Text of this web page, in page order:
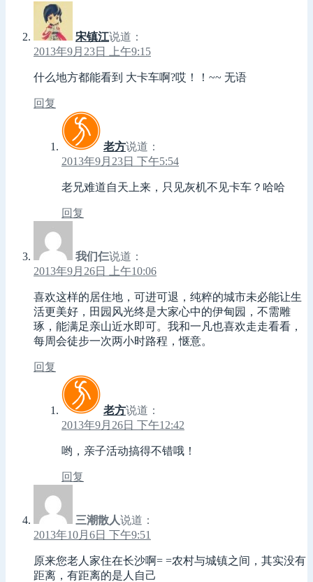
宋镇江说道：
2013年9月23日 上午9:15
什么地方都能看到 大卡车啊?哎！！~~ 无语
回复
老方说道：
2013年9月23日 下午5:54
老兄难道自天上来，只见灰机不见卡车？哈哈
回复
我们仨说道：
2013年9月26日 上午10:06
喜欢这样的居住地，可进可退，纯粹的城市未必能让生
活更美好，田园风光终是大家心中的伊甸园，不需雕
琢，能满足亲山近水即可。我和一凡也喜欢走走看看，
每周会徒步一次两小时路程，惬意。
回复
老方说道：
2013年9月26日 下午12:42
哟，亲子活动搞得不错哦！
回复
三潮散人说道：
2013年10月6日 下午9:51
原来您老人家住在长沙啊= =农村与城镇之间，其实没有
距离，有距离的是人自己